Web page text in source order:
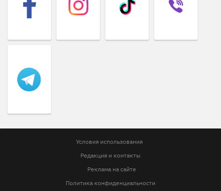
Условия использования
Редакция и контакты
Реклама на сайте
Политика конфиденциальности